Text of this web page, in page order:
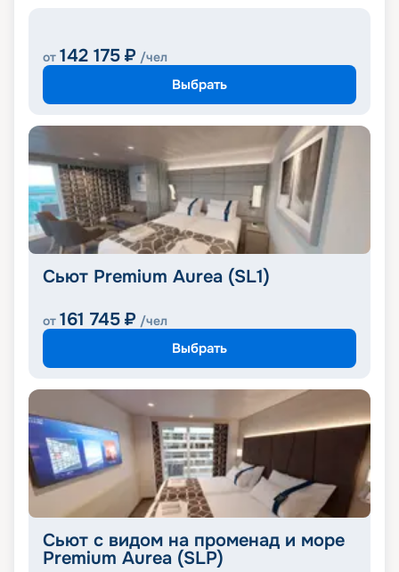
от 142 175 ₽ /чел
Выбрать
Сьют Premium Aurea (SL1)
от 161 745 ₽ /чел
Выбрать
Сьют с видом на променад и море
Premium Aurea (SLP)